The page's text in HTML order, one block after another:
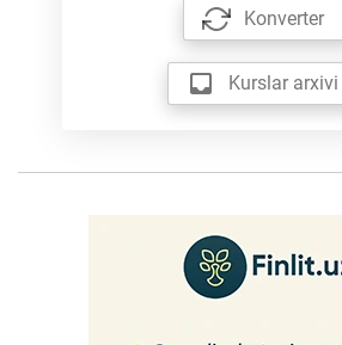
Konverter
Kurslar arxivi